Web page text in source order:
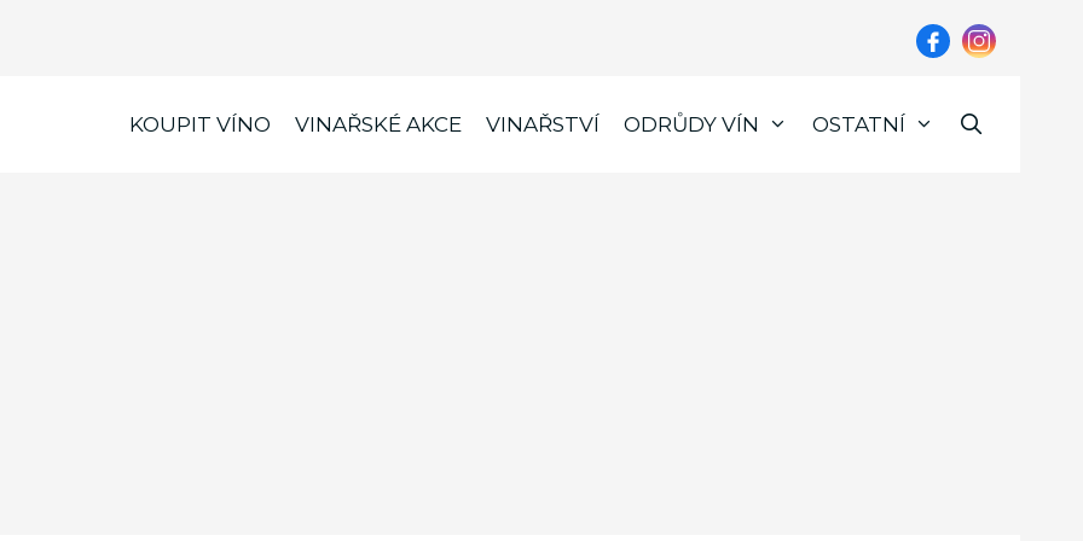
KOUPIT VÍNO VINAŘSKÉ AKCE VINAŘSTVÍ ODRŮDY VÍN OSTATNÍ